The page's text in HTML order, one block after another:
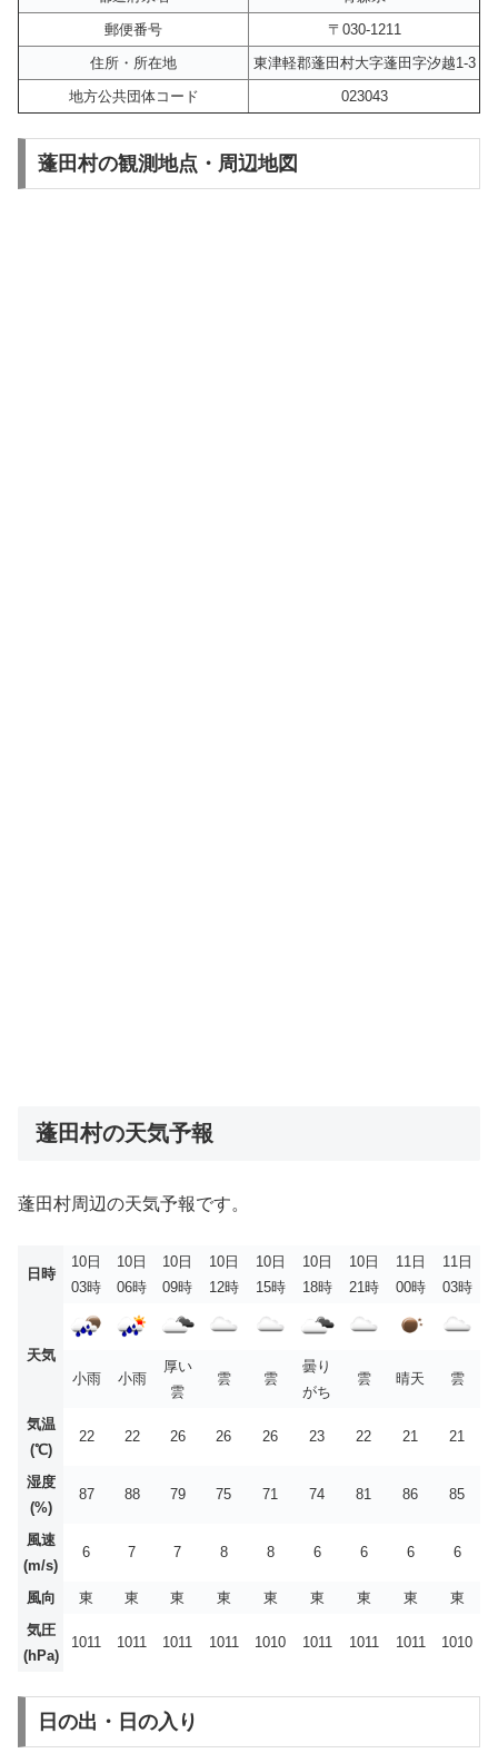
郵便番号
〒030-1211
住所・所在地
東津軽郡蓬田村大字蓬田字汐越1-3
地方公共団体コード
023043
蓬田村の観測地点・周辺地図
蓬田村の天気予報
蓬田村周辺の天気予報です。
日時
10日
03時
10日
06時
10日
09時
10日
12時
10日
15時
10日
18時
10日
21時
11日
00時
11日
03時
天気
小雨
小雨
厚い
雲
雲 雲
曇り
がち
雲 晴天 雲
気温
(℃)
22 22 26 26 26 23 22 21 21
湿度
(%)
87 88 79 75 71 74 81 86 85
風速
(m/s)
6 7 7 8 8 6 6 6 6
風向 東 東 東 東 東 東 東 東
東
気圧
(hPa)
1011 1011 1011 1011 1010 1011 1011 1011 1010
日の出・日の入り